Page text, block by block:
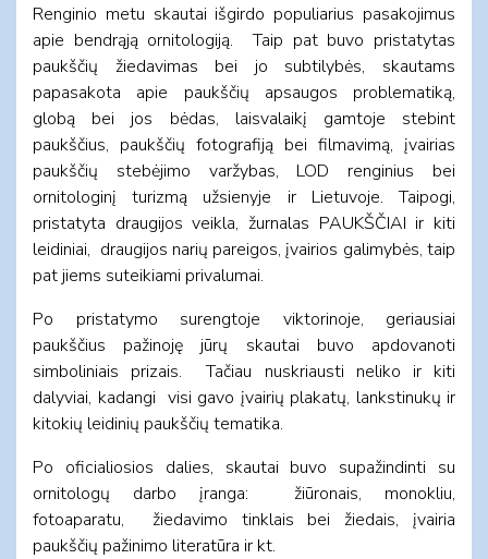
Renginio metu skautai išgirdo populiarius pasakojimus
apie bendrąją ornitologiją. Taip pat buvo pristatytas
paukščių žiedavimas bei jo subtilybės, skautams
papasakota apie paukščių apsaugos problematiką,
globą bei jos bėdas, laisvalaikį gamtoje stebint
paukščius, paukščių fotografiją bei filmavimą, įvairias
paukščių stebėjimo varžybas, LOD renginius bei
ornitologinį turizmą užsienyje ir Lietuvoje. Taipogi,
pristatyta draugijos veikla, žurnalas PAUKŠČIAI ir kiti
leidiniai, draugijos narių pareigos, įvairios galimybės, taip
pat jiems suteikiami privalumai.
Po pristatymo surengtoje viktorinoje, geriausiai
paukščius pažinoję jūrų skautai buvo apdovanoti
simboliniais prizais. Tačiau nuskriausti neliko ir kiti
dalyviai, kadangi visi gavo įvairių plakatų, lankstinukų ir
kitokių leidinių paukščių tematika.
Po oficialiosios dalies, skautai buvo supažindinti su
ornitologų darbo įranga: žiūronais, monokliu,
fotoaparatu, žiedavimo tinklais bei žiedais, įvairia
paukščių pažinimo literatūra ir kt.